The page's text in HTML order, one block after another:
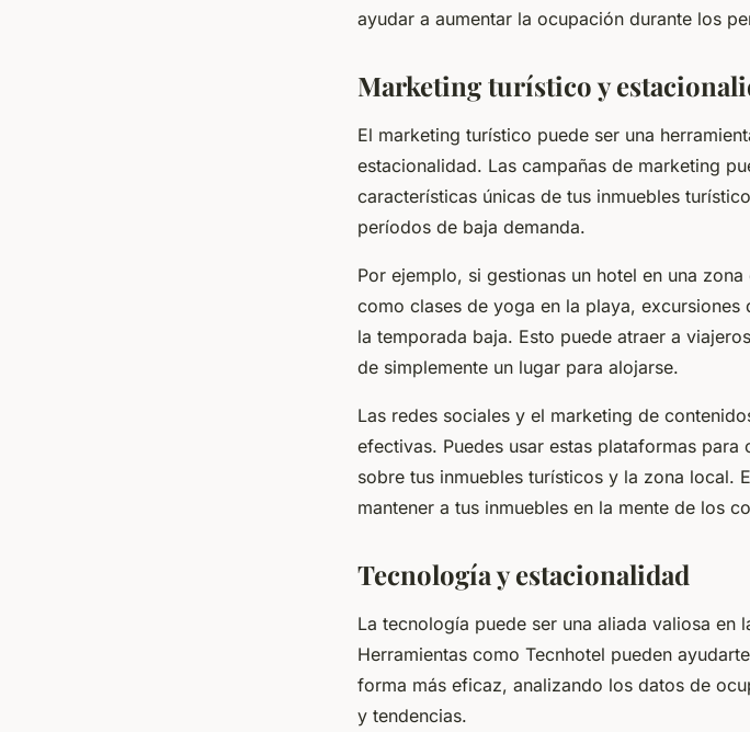
ayudar a aumentar la ocupación durante los
Marketing turístico y
El marketing turístico puede ser una
estacionalidad. Las campañas de marketing
características únicas de tus inmuebles
períodos de baja demanda.
Por ejemplo, si gestionas un hotel en una
como clases de yoga en la playa,
la temporada baja. Esto puede atraer a
de simplemente un lugar para alojarse.
Las redes sociales y el marketing de
efectivas. Puedes usar estas plataformas
sobre tus inmuebles turísticos y la zona local.
mantener a tus inmuebles en la mente de los
Tecnología y estacionalidad
La tecnología puede ser una aliada valiosa en
Herramientas como Tecnhotel pueden
forma más eficaz, analizando los datos de
y tendencias.